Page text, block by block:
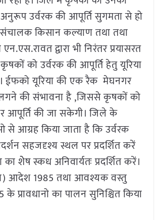
उर्वरक की आपूर्ति सुगमता से हो
किसान कल्याण तथा तथा
द्वारा भी निरंतर प्रयासरत
को उर्वरक की आपूर्ति हेतु यूरिया
ईफको यूरिया की एक रैक मेघनगर
की संभावना है ,जिससे कृषकों को
आपूर्ति की जा सकेगी। जिले के
से आग्रह किया जाता है कि उर्वरक
सहजदृश्य स्थल पर प्रदर्शित करें
शेेष स्कध अनिवार्यतः प्रदर्शित करें।
आदेश 1985 तथा आवश्यक वस्तु
प्रावधानो का पालन सुनिश्चित किया